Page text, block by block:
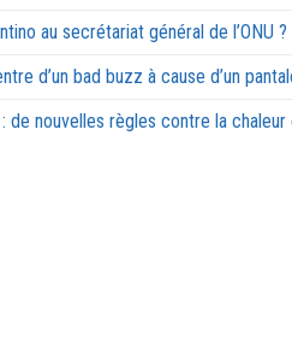
au secrétariat général de l’ONU ?
d’un bad buzz à cause d’un
de nouvelles règles contre la